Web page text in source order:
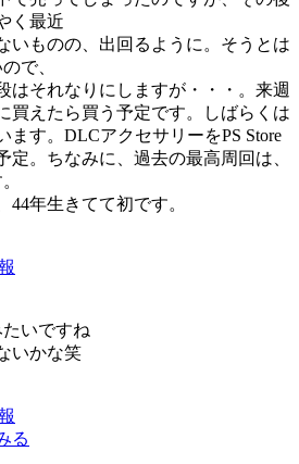
く最近
いものの、出回るように。そうとは
で、
はそれなりにしますが・・・。来週
買えたら買う予定です。しばらくは
ます。DLCアクセサリーをPS Store
定。ちなみに、過去の最高周回は、
44年生きてて初です。
いですね
いかな笑
る